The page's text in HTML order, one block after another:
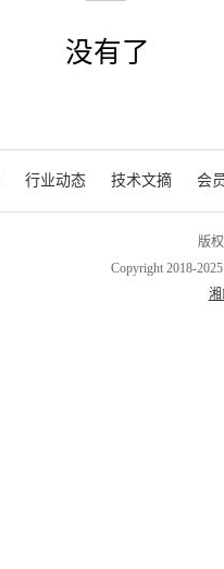
没有了
行业动态 技术文摘 会
版
Copyright 2018-
湘